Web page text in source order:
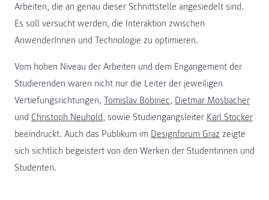
Arbeiten, die an genau dieser Schnittstelle angesiedelt sind.
Es soll versucht werden, die Interaktion zwischen
AnwenderInnen und Technologie zu optimieren.
Vom hohen Niveau der Arbeiten und dem Engangement der
Studierenden waren nicht nur die Leiter der jeweiligen
Vertiefungsrichtungen, Tomislav Bobinec, Dietmar Mosbacher
und Christoph Neuhold, sowie Studiengangsleiter Karl Stocker
beeindruckt. Auch das Publikum im Designforum Graz zeigte
sich sichtlich begeistert von den Werken der Studentinnen und
Studenten.